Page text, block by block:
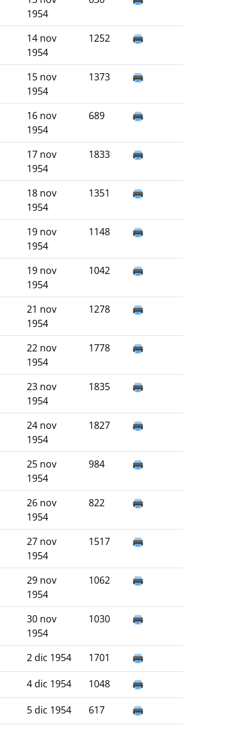
1954
14 nov
1954
1252
15 nov
1954
1373
16 nov
1954
689
17 nov
1954
1833
18 nov
1954
1351
19 nov
1954
1148
19 nov
1954
1042
21 nov
1954
1278
22 nov
1954
1778
23 nov
1954
1835
24 nov
1954
1827
25 nov
1954
984
26 nov
1954
822
27 nov
1954
1517
29 nov
1954
1062
30 nov
1954
1030
2 dic 1954
1701
4 dic 1954
1048
5 dic 1954
617